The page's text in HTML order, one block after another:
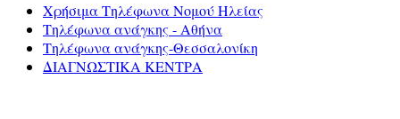
Χρήσιμα Τηλέφωνα Νομού Ηλείας
Τηλέφωνα ανάγκης - Αθήνα
Τηλέφωνα ανάγκης-Θεσσαλονίκη
ΔΙΑΓΝΩΣΤΙΚΑ ΚΕΝΤΡΑ